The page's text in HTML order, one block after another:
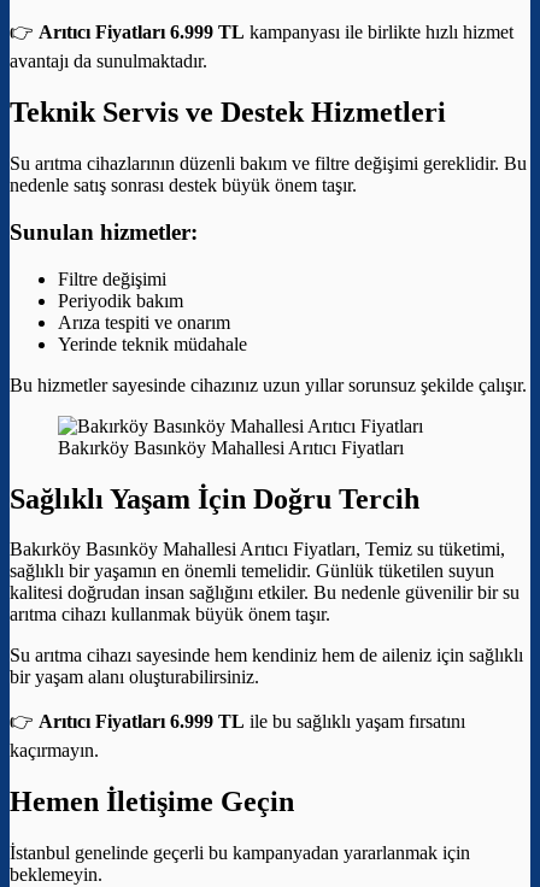
👉 Arıtıcı Fiyatları 6.999 TL kampanyası ile birlikte hızlı hizmet
avantajı da sunulmaktadır.
Teknik Servis ve Destek Hizmetleri
Su arıtma cihazlarının düzenli bakım ve filtre değişimi gereklidir. Bu
nedenle satış sonrası destek büyük önem taşır.
Sunulan hizmetler:
Filtre değişimi
Periyodik bakım
Arıza tespiti ve onarım
Yerinde teknik müdahale
Bu hizmetler sayesinde cihazınız uzun yıllar sorunsuz şekilde çalışır.
Bakırköy Basınköy Mahallesi Arıtıcı Fiyatları
Sağlıklı Yaşam İçin Doğru Tercih
Bakırköy Basınköy Mahallesi Arıtıcı Fiyatları, Temiz su tüketimi,
sağlıklı bir yaşamın en önemli temelidir. Günlük tüketilen suyun
kalitesi doğrudan insan sağlığını etkiler. Bu nedenle güvenilir bir su
arıtma cihazı kullanmak büyük önem taşır.
Su arıtma cihazı sayesinde hem kendiniz hem de aileniz için sağlıklı
bir yaşam alanı oluşturabilirsiniz.
👉 Arıtıcı Fiyatları 6.999 TL ile bu sağlıklı yaşam fırsatını
kaçırmayın.
Hemen İletişime Geçin
İstanbul genelinde geçerli bu kampanyadan yararlanmak için
beklemeyin.